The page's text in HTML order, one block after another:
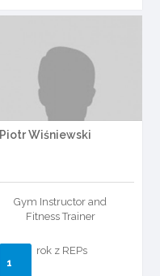
Piotr Wiśniewski
Gym Instructor and
Fitness Trainer
1
rok z REPs